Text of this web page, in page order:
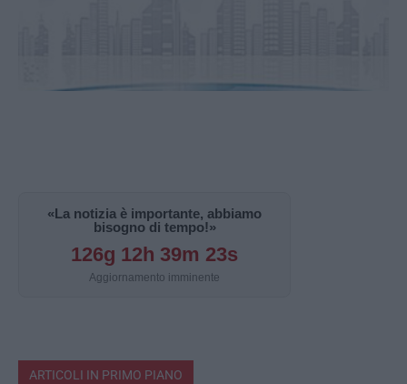
«La notizia è importante, abbiamo
bisogno di tempo!»
126g 12h 39m 22s
Aggiornamento imminente
ARTICOLI IN PRIMO PIANO